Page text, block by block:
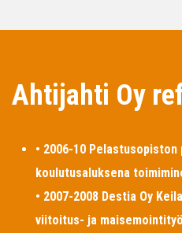
Ahtijahti Oy
• 2006-10
koulutusaluksena
• 2007-2008 Destia Oy
viitoitus- ja